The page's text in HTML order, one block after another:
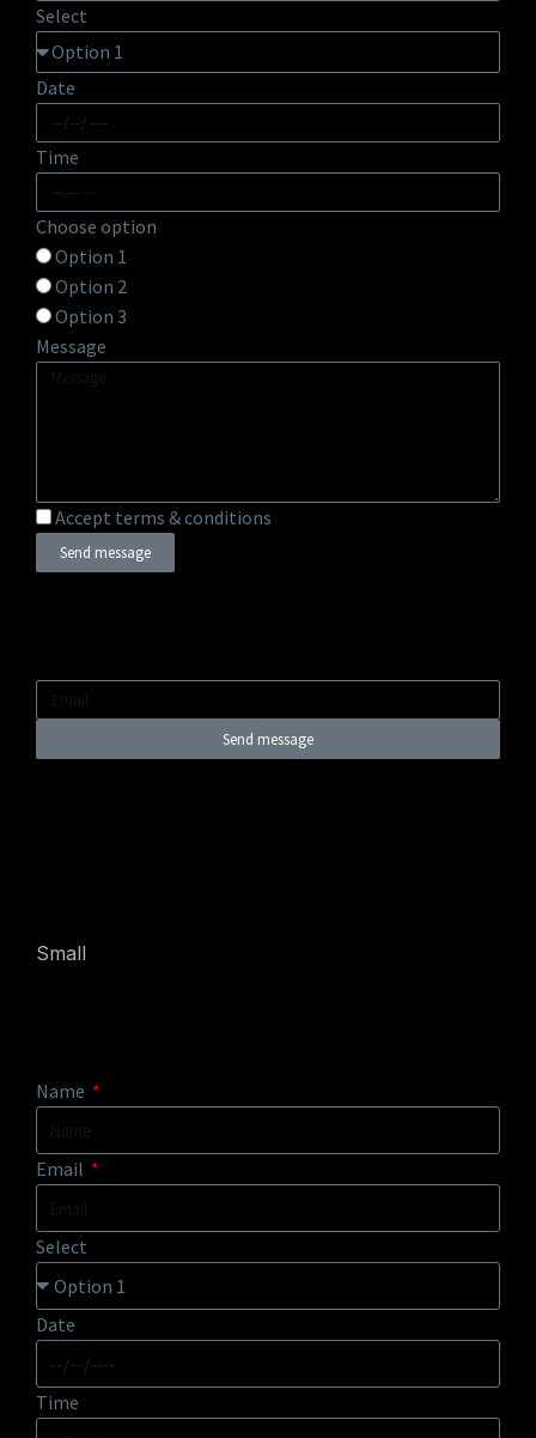
Select
Date
Time
Choose option
Option 1
Option 2
Option 3
Message
Accept terms & conditions
Send message
Send message
Small
Name
Email
Select
Date
Time